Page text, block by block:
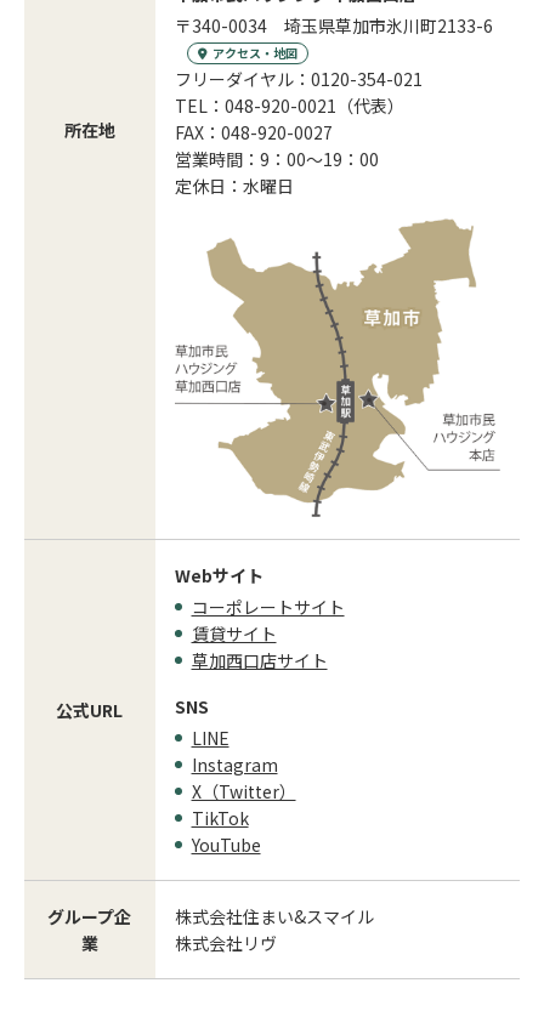
所在地
〒340-0034 埼玉県草加市氷川町2133-6
アクセス・地図
フリーダイヤル：0120-354-021
TEL：048-920-0021（代表）
FAX：048-920-0027
営業時間：9：00～19：00
定休日：水曜日
公式URL
Webサイト
コーポレートサイト
賃貸サイト
草加西口店サイト
SNS
LINE
Instagram
X（Twitter）
TikTok
YouTube
グループ企
業
株式会社住まい&スマイル
株式会社リヴ